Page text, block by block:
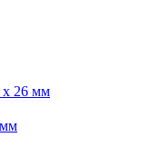
x 26 мм
мм